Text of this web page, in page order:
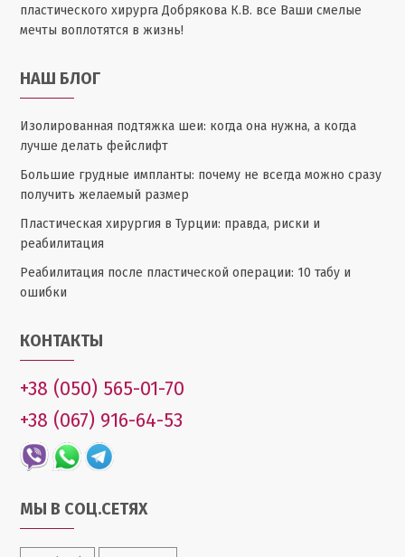
пластического хирурга Добрякова К.В. все Ваши смелые
мечты воплотятся в жизнь!
НАШ БЛОГ
Изолированная подтяжка шеи: когда она нужна, а когда
лучше делать фейслифт
Большие грудные импланты: почему не всегда можно сразу
получить желаемый размер
Пластическая хирургия в Турции: правда, риски и
реабилитация
Реабилитация после пластической операции: 10 табу и
ошибки
КОНТАКТЫ
+38 (050) 565-01-70
+38 (067) 916-64-53
МЫ В СОЦ.СЕТЯХ